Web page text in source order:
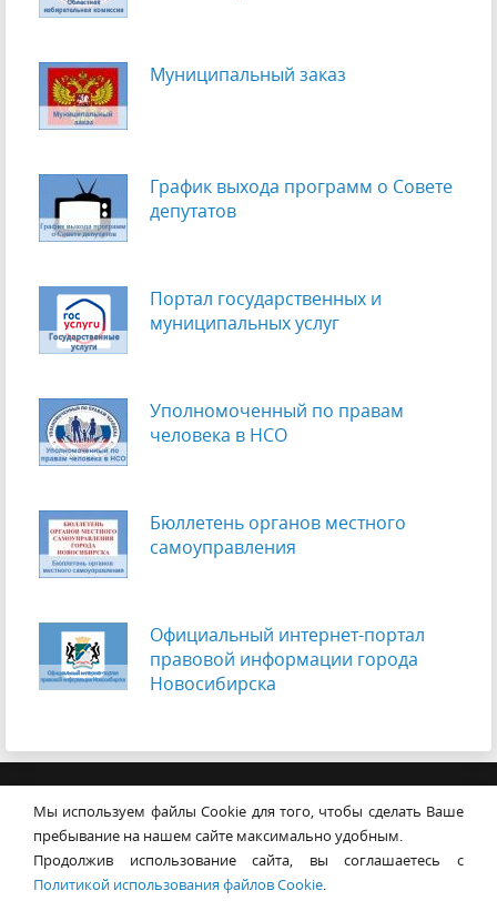
Муниципальный заказ
График выхода программ о Cовете
депутатов
Портал государственных и
муниципальных услуг
Уполномоченный по правам
человека в НСО
Бюллетень органов местного
самоуправления
Официальный интернет-портал
правовой информации города
Новосибирска
© Совет депутатов города
НовосибирскаКонтакты Карта сайта
630099, г. Новосибирск, Красный
проспект, 34
Мы используем файлы Cookie для того, чтобы сделать Ваше
пребывание на нашем сайте максимально удобным.
Продолжив использование сайта, вы соглашаетесь с
Политикой использования файлов Cookie.